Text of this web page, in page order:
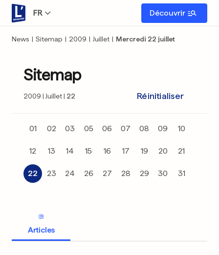
FR Découvrir
News | Sitemap | 2009 | Juillet | Mercredi 22 juillet
Sitemap
2009 Juillet 22 Réinitialiser
01 02 03 05 06 07 08 09 10
12 13 14 15 16 17 19 20 21
22 23 24 26 27 28 29 30 31
Articles